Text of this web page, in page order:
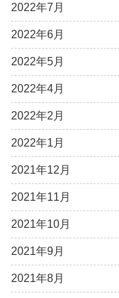
2022年7月
2022年6月
2022年5月
2022年4月
2022年2月
2022年1月
2021年12月
2021年11月
2021年10月
2021年9月
2021年8月